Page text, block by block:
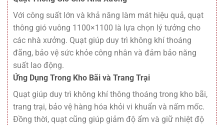
Với công suất lớn và khả năng làm mát hiệu quả, quạt
thông gió vuông 1100×1100 là lựa chọn lý tưởng cho
các nhà xưởng. Quạt giúp duy trì không khí thoáng
đãng, bảo vệ sức khỏe công nhân và đảm bảo năng
suất lao động.
Ứng Dụng Trong Kho Bãi và Trang Trại
Quạt giúp duy trì không khí thông thoáng trong kho bãi,
trang trại, bảo vệ hàng hóa khỏi vi khuẩn và nấm mốc.
Đồng thời, quạt cũng giúp giảm độ ẩm và giữ nhiệt độ